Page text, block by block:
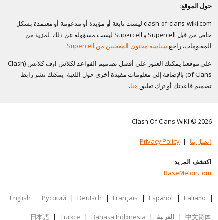
حول الموقع:
clash-of-clans-wiki.com ليست تابعة أو مؤيدة أو مدعومة أو معتمدة بشكل
خاص من قبل Supercell و Supercell ليست مسؤولة عن ذلك. لمزيد من
المعلومات، راجع سياسة محتوى المعجبين من Supercell
.
على موقعنا يمكنك العثور على أفضل تصاميم القواعد لكلاش اوف كلانس (Clash
of Clans) بالإضافة إلى معلومات مفيدة أخرى حول اللعبة. يمكنك نشر رابط
تصميم قاعدتك أو ترك تعليق هنا.
Clash Of Clans WIKI © 2026
اتصل بنا |
Privacy Policy
اكتشف المزيد
BaseMelon.com
English | Русский | Deutsch | Français | Español | Italiano |
中文简体
| العربية |
日本語 | Türkçe | Bahasa Indonesia